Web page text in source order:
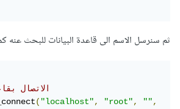
ثم سنرسل الاسم الى قاعدة البيانات للبحث عنه
// الاتصال
("localhost", "root", "",